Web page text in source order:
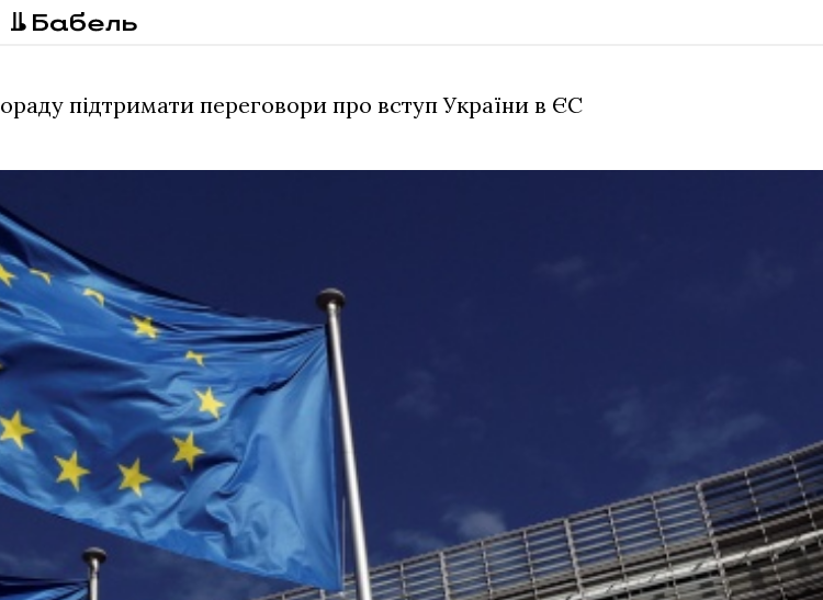
підтримати переговори про вступ України в ЄС